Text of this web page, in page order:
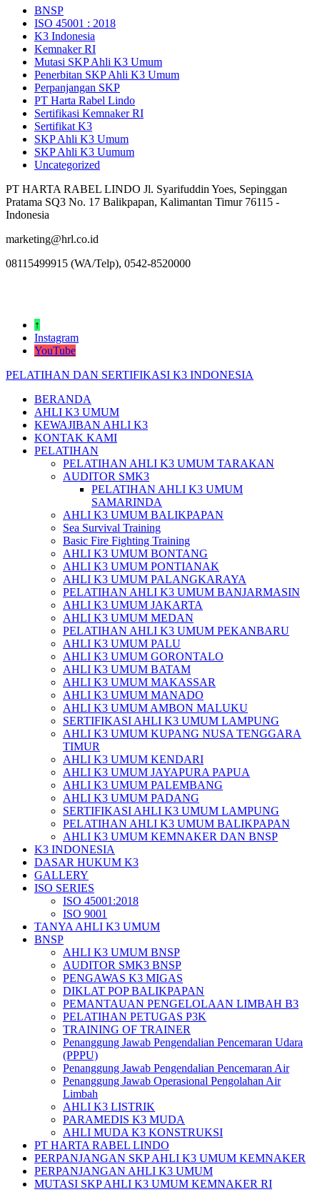
BNSP
ISO 45001 : 2018
K3 Indonesia
Kemnaker RI
Mutasi SKP Ahli K3 Umum
Penerbitan SKP Ahli K3 Umum
Perpanjangan SKP
PT Harta Rabel Lindo
Sertifikasi Kemnaker RI
Sertifikat K3
SKP Ahli K3 Umum
SKP Ahli K3 Uumum
Uncategorized
PT HARTA RABEL LINDO Jl. Syarifuddin Yoes, Sepinggan
Pratama SQ3 No. 17 Balikpapan, Kalimantan Timur 76115 -
Indonesia
marketing@hrl.co.id
08115499915 (WA/Telp), 0542-8520000
↑
Instagram
YouTube
PELATIHAN DAN SERTIFIKASI K3 INDONESIA
BERANDA
AHLI K3 UMUM
KEWAJIBAN AHLI K3
KONTAK KAMI
PELATIHAN
PELATIHAN AHLI K3 UMUM TARAKAN
AUDITOR SMK3
PELATIHAN AHLI K3 UMUM
SAMARINDA
AHLI K3 UMUM BALIKPAPAN
Sea Survival Training
Basic Fire Fighting Training
AHLI K3 UMUM BONTANG
AHLI K3 UMUM PONTIANAK
AHLI K3 UMUM PALANGKARAYA
PELATIHAN AHLI K3 UMUM BANJARMASIN
AHLI K3 UMUM JAKARTA
AHLI K3 UMUM MEDAN
PELATIHAN AHLI K3 UMUM PEKANBARU
AHLI K3 UMUM PALU
AHLI K3 UMUM GORONTALO
AHLI K3 UMUM BATAM
AHLI K3 UMUM MAKASSAR
AHLI K3 UMUM MANADO
AHLI K3 UMUM AMBON MALUKU
SERTIFIKASI AHLI K3 UMUM LAMPUNG
AHLI K3 UMUM KUPANG NUSA TENGGARA
TIMUR
AHLI K3 UMUM KENDARI
AHLI K3 UMUM JAYAPURA PAPUA
AHLI K3 UMUM PALEMBANG
AHLI K3 UMUM PADANG
SERTIFIKASI AHLI K3 UMUM LAMPUNG
PELATIHAN AHLI K3 UMUM BALIKPAPAN
AHLI K3 UMUM KEMNAKER DAN BNSP
K3 INDONESIA
DASAR HUKUM K3
GALLERY
ISO SERIES
ISO 45001:2018
ISO 9001
TANYA AHLI K3 UMUM
BNSP
AHLI K3 UMUM BNSP
AUDITOR SMK3 BNSP
PENGAWAS K3 MIGAS
DIKLAT POP BALIKPAPAN
PEMANTAUAN PENGELOLAAN LIMBAH B3
PELATIHAN PETUGAS P3K
TRAINING OF TRAINER
Penanggung Jawab Pengendalian Pencemaran Udara
(PPPU)
Penanggung Jawab Pengendalian Pencemaran Air
Penanggung Jawab Operasional Pengolahan Air
Limbah
AHLI K3 LISTRIK
PARAMEDIS K3 MUDA
AHLI MUDA K3 KONSTRUKSI
PT HARTA RABEL LINDO
PERPANJANGAN SKP AHLI K3 UMUM KEMNAKER
PERPANJANGAN AHLI K3 UMUM
MUTASI SKP AHLI K3 UMUM KEMNAKER RI